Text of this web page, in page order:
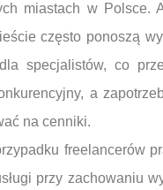
miastach w Polsce.
często ponoszą
specjalistów, co
a
na cenniki.
freelancerów
przy zachowaniu